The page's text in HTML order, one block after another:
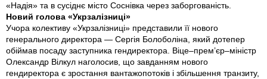
«Надія» та в сусіднє місто Соснівка через заборгованість.
Новий голова «Укрзалізниці»
Учора колективу «Укрзалізниці» представили її нового
генерального директора — Сергія Болоболіна, який дотепер
обіймав посаду заступника гендиректора. Віце–прем’єр–міністр
Олександр Вілкул наголосив, що завданням нового
гендиректора є зростання вантажопотоків і збільшення транзиту,